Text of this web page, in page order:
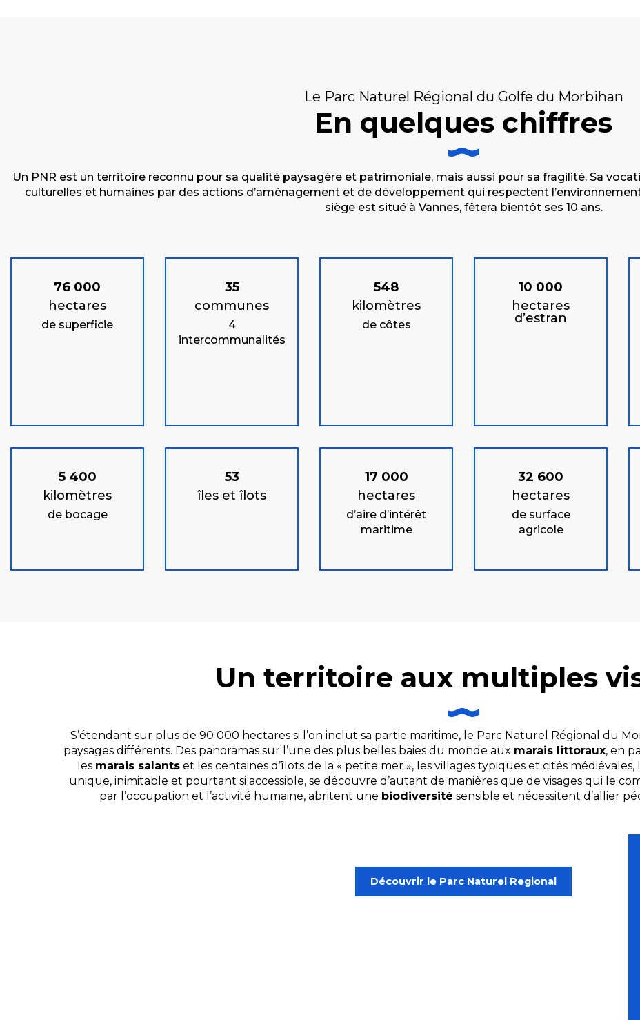
Le Parc Naturel Régional du Golfe du Morbihan
En quelques chiffres
Un PNR est un territoire reconnu pour sa qualité paysagère et patrimoniale, mais aussi pour sa fragilité. Sa
culturelles et humaines par des actions d’aménagement et de développement qui respectent
siège est situé à Vannes, fêtera bientôt ses 10 ans.
76 000
hectares
de superficie
35
communes
4
intercommunalités
548
kilomètres
de côtes
10 000
hectares
d’estran
5 400
kilomètres
de bocage
53
îles et îlots
17 000
hectares
d’aire d’intérêt
maritime
32 600
hectares
de surface
agricole
Un territoire aux multiples
S’étendant sur plus de 90 000 hectares si l’on inclut sa partie maritime, le Parc Naturel Régional du
paysages différents. Des panoramas sur l’une des plus belles baies du monde aux marais littoraux, en
les marais salantset les centaines d’îlots de la « petite mer », les villages typiques et cités
unique, inimitable et pourtant si accessible, se découvre d’autant de manières que de visages qui le
par l’occupation et l’activité humaine, abritent une biodiversité sensible et nécessitent d’allier
Découvrir le Parc Naturel Regional